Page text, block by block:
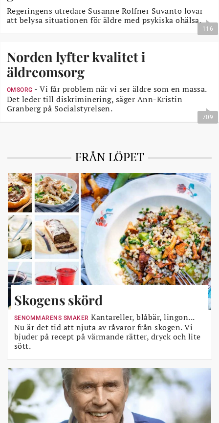
Regeringens utredare Susanne Rolfner Suvanto lovar
att belysa situationen för äldre med psykiska ohälsa.
116
Norden lyfter kvalitet i
äldreomsorg
OMSORG - Vi får problem när vi ser äldre som en massa.
Det leder till diskriminering, säger Ann-Kristin
Granberg på Socialstyrelsen.
709
FRÅN LÖPET
Skogens skörd
SENOMMARENS SMAKER Kantareller, blåbär, lingon...
Nu är det tid att njuta av råvaror från skogen. Vi
bjuder på recept på värmande rätter, dryck och lite
sött.